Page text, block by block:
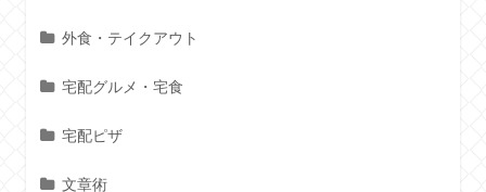
外食・テイクアウト
宅配グルメ・宅食
宅配ピザ
文章術